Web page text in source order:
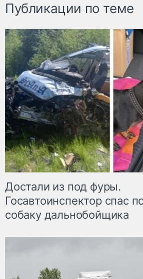
Публикации по теме
Достали из под фуры.
Госавтоинспектор спас
собаку дальнобойщика